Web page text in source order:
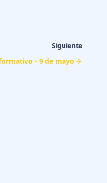
Siguiente
- 9 de mayo